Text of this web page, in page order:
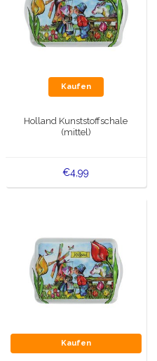
Kaufen
Holland Kunststoffschale
(mittel)
€4,99
Kaufen